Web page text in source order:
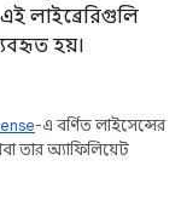
লাইব্রেরিগুলি
হয়।
-এ বর্ণিত লাইসেন্সের
তার অ্যাফিলিয়েট